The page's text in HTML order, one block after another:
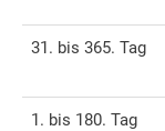
31. bis 365. Tag
1. bis 180. Tag